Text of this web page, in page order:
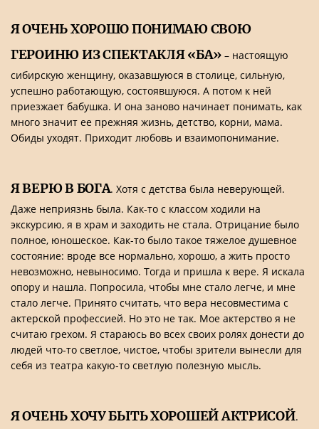
Я ОЧЕНЬ ХОРОШО ПОНИМАЮ СВОЮ
ГЕРОИНЮ ИЗ СПЕКТАКЛЯ «БА» – настоящую
сибирскую женщину, оказавшуюся в столице, сильную,
успешно работающую, состоявшуюся. А потом к ней
приезжает бабушка. И она заново начинает понимать, как
много значит ее прежняя жизнь, детство, корни, мама.
Обиды уходят. Приходит любовь и взаимопонимание.
Я ВЕРЮ В БОГА. Хотя с детства была неверующей.
Даже неприязнь была. Как-то с классом ходили на
экскурсию, я в храм и заходить не стала. Отрицание было
полное, юношеское. Как-то было такое тяжелое душевное
состояние: вроде все нормально, хорошо, а жить просто
невозможно, невыносимо. Тогда и пришла к вере. Я искала
опору и нашла. Попросила, чтобы мне стало легче, и мне
стало легче. Принято считать, что вера несовместима с
актерской профессией. Но это не так. Мое актерство я не
считаю грехом. Я стараюсь во всех своих ролях донести до
людей что-то светлое, чистое, чтобы зрители вынесли для
себя из театра какую-то светлую полезную мысль.
Я ОЧЕНЬ ХОЧУ БЫТЬ ХОРОШЕЙ АКТРИСОЙ.